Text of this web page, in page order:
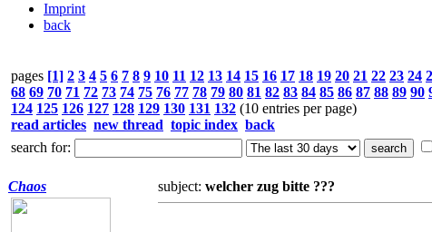
Imprint
back
pages [1] 2 3 4 5 6 7 8 9 10 11 12 13 14 15 16 17 18 19 20 21 22 23 24
68 69 70 71 72 73 74 75 76 77 78 79 80 81 82 83 84 85 86 87 88 89 90
124 125 126 127 128 129 130 131 132 (10 entries per page)
read articles new thread topic index back
search for:
Chaos subject: welcher zug bitte ???